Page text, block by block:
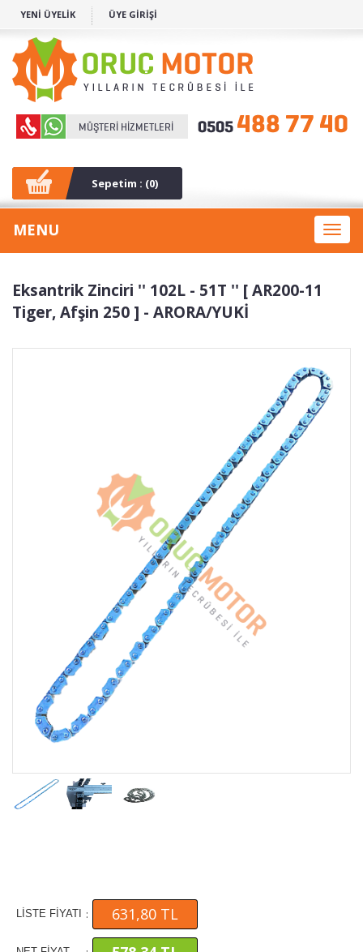
YENİ ÜYELİK ÜYE GİRİŞİ
Sepetim : (0)
Toggle
MENU
Eksantrik Zinciri '' 102L - 51T '' [ AR200-11
Tiger, Afşin 250 ] - ARORA/YUKİ
LİSTE FİYATI : 631,80 TL